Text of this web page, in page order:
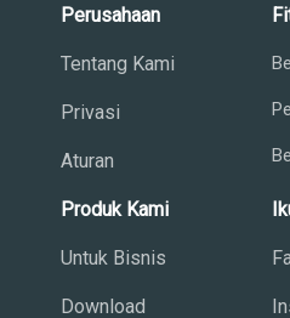
Perusahaan
Tentang Kami
Privasi
Aturan
Produk Kami
Untuk Bisnis
Download